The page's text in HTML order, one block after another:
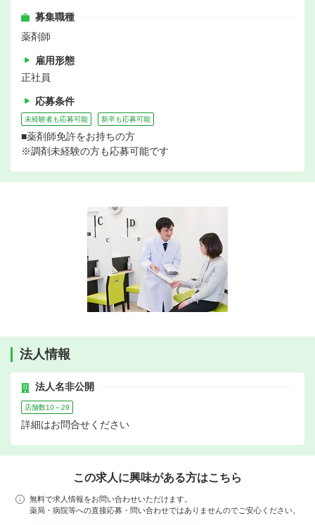
募集職種
薬剤師
雇用形態
正社員
応募条件
未経験者も応募可能 新卒も応募可能
■薬剤師免許をお持ちの方
※調剤未経験の方も応募可能です
法人情報
法人名非公開
店舗数10～29
詳細はお問合せください
この求人に興味がある方はこちら
無料で求人情報をお問い合わせいただけます。
薬局・病院等への直接応募・問い合わせではありませんのでご安心ください。